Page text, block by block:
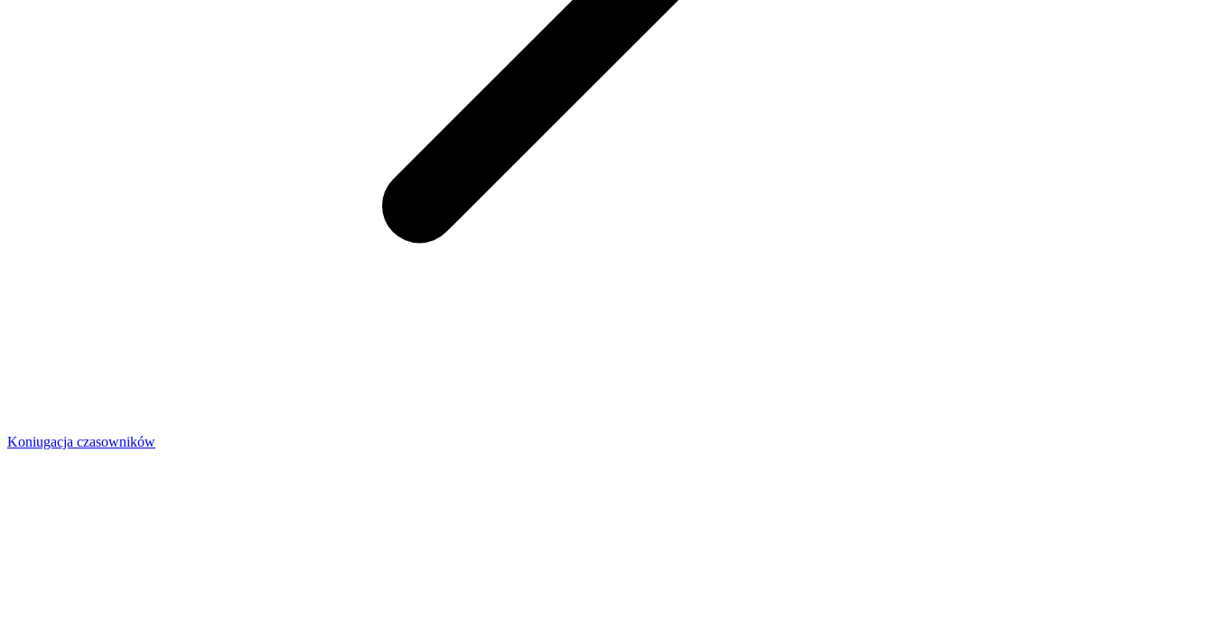
Koniugacja czasowników